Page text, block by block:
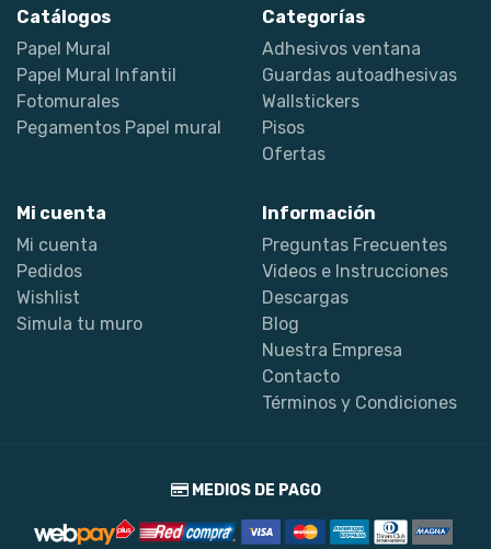
Catálogos
Papel Mural
Papel Mural Infantil
Fotomurales
Pegamentos Papel mural
Categorías
Adhesivos ventana
Guardas autoadhesivas
Wallstickers
Pisos
Ofertas
Mi cuenta
Mi cuenta
Pedidos
Wishlist
Simula tu muro
Información
Preguntas Frecuentes
Videos e Instrucciones
Descargas
Blog
Nuestra Empresa
Contacto
Términos y Condiciones
MEDIOS DE PAGO